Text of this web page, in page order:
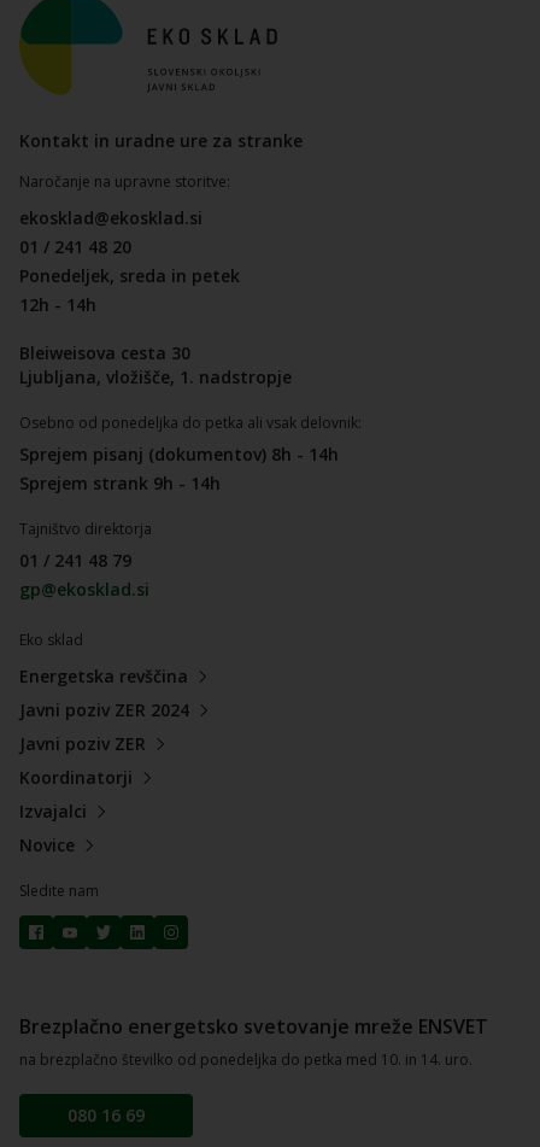
Kontakt in uradne ure za stranke
Naročanje na upravne storitve:
ekosklad@ekosklad.si
01 / 241 48 20
Ponedeljek, sreda in petek
12h - 14h
Bleiweisova cesta 30
Ljubljana, vložišče, 1. nadstropje
Osebno od ponedeljka do petka ali vsak delovnik:
Sprejem pisanj (dokumentov) 8h - 14h
Sprejem strank 9h - 14h
Tajništvo direktorja
01 / 241 48 79
gp@ekosklad.si
Eko sklad
Energetska revščina
Javni poziv ZER 2024
Javni poziv ZER
Koordinatorji
Izvajalci
Novice
Sledite nam
Brezplačno energetsko svetovanje mreže ENSVET
na brezplačno številko od ponedeljka do petka med 10. in 14. uro.
080 16 69